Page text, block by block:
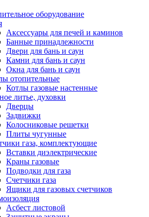
оборудование
Аксессуары для печей и каминов
Банные принадлежности
Двери для бань и саун
Камни для бань и саун
Окна для бань и саун
отопительные
Котлы газовые настенные
литье, духовки
Дверцы
Задвижки
Колосниковые решетки
Плиты чугунные
газа, комплектующие
Вставки диэлектрические
Краны газовые
Подводки для газа
Счетчики газа
Ящики для газовых счетчиков
Асбест листовой